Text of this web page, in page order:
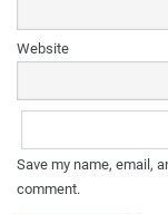
Website
Save my name, email,
comment.